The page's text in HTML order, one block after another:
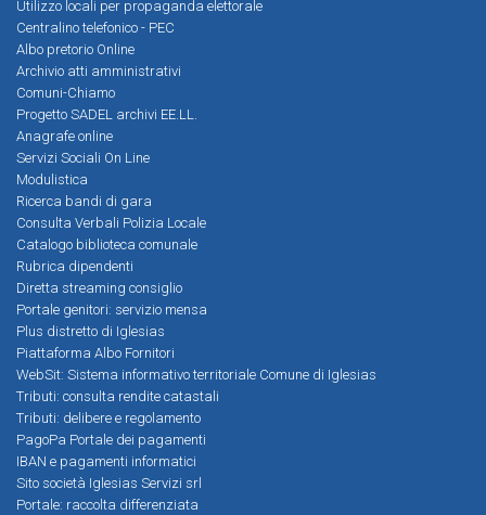
Utilizzo locali per propaganda elettorale
Centralino telefonico - PEC
Albo pretorio Online
Archivio atti amministrativi
Comuni-Chiamo
Progetto SADEL archivi EE.LL.
Anagrafe online
Servizi Sociali On Line
Modulistica
Ricerca bandi di gara
Consulta Verbali Polizia Locale
Catalogo biblioteca comunale
Rubrica dipendenti
Diretta streaming consiglio
Portale genitori: servizio mensa
Plus distretto di Iglesias
Piattaforma Albo Fornitori
WebSit: Sistema informativo territoriale Comune di Iglesias
Tributi: consulta rendite catastali
Tributi: delibere e regolamento
PagoPa Portale dei pagamenti
IBAN e pagamenti informatici
Sito società Iglesias Servizi srl
Portale: raccolta differenziata